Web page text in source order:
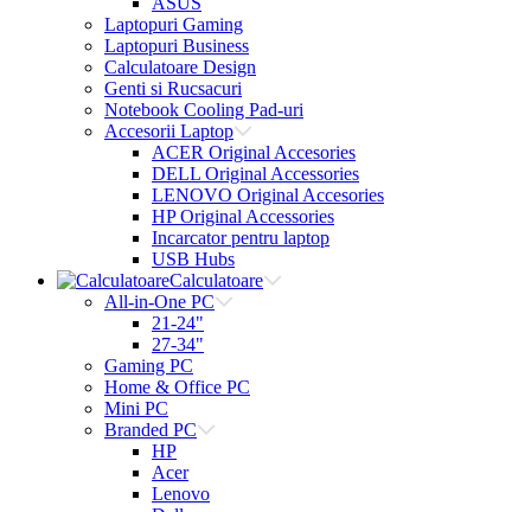
Laptopuri Gaming
Laptopuri Business
Calculatoare Design
Genti si Rucsacuri
Notebook Cooling Pad-uri
Accesorii Laptop
ACER Original Accesories
DELL Original Accessories
LENOVO Original Accesories
HP Original Accessories
Incarcator pentru laptop
USB Hubs
Calculatoare
All-in-One PC
21-24"
27-34"
Gaming PC
Home & Office PC
Mini PC
Branded PC
HP
Acer
Lenovo